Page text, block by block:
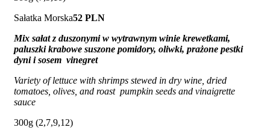
Sałatka Morska52 PLN
Mix sałat z duszonymi w wytrawnym winie krewetkami,
paluszki krabowe suszone pomidory, oliwki, prażone pestki
dyni i sosem vinegret
Variety of lettuce with shrimps stewed in dry wine, dried
tomatoes, olives, and roast pumpkin seeds and vinaigrette
sauce
300g (2,7,9,12)